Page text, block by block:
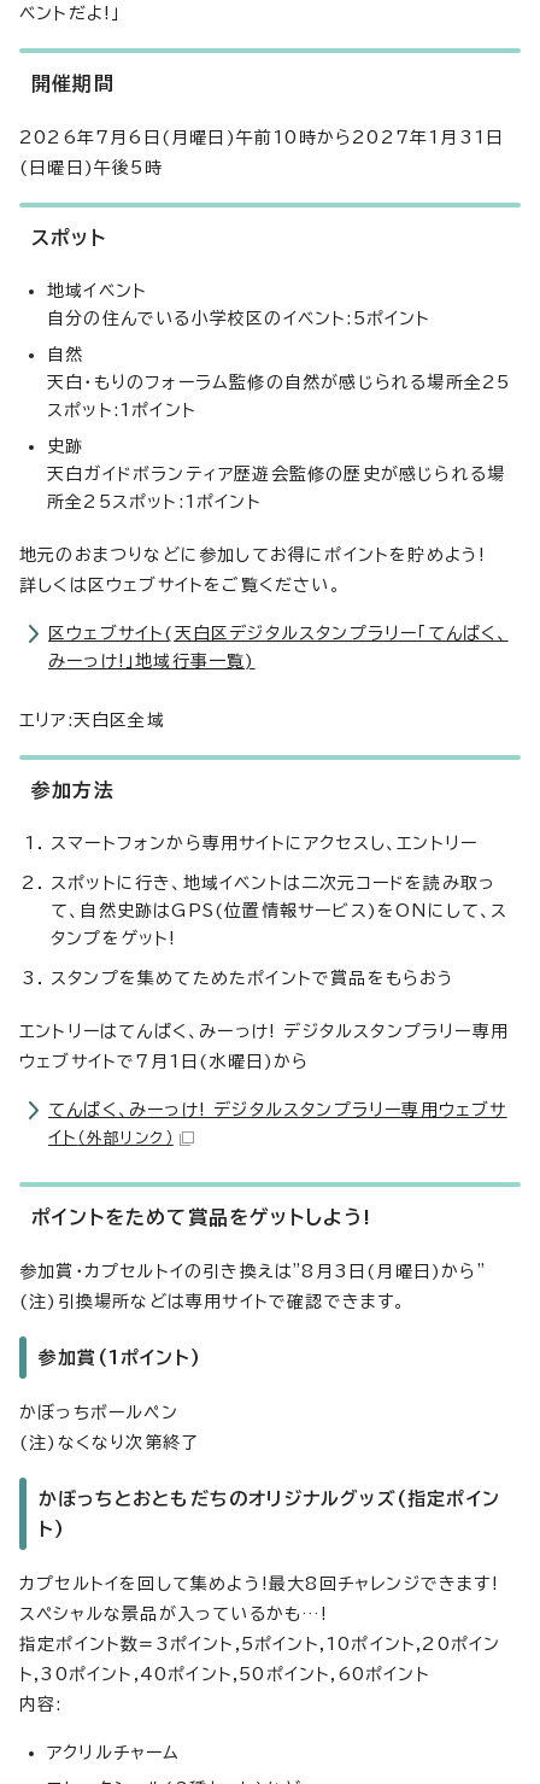
ベントだよ!」
開催期間
2026年7月6日(月曜日)午前10時から2027年1月31日
(日曜日)午後5時
スポット
地域イベント
自分の住んでいる小学校区のイベント:5ポイント
自然
天白・もりのフォーラム監修の自然が感じられる場所全25
スポット:1ポイント
史跡
天白ガイドボランティア歴遊会監修の歴史が感じられる場
所全25スポット:1ポイント
地元のおまつりなどに参加してお得にポイントを貯めよう!
詳しくは区ウェブサイトをご覧ください。
区ウェブサイト(天白区デジタルスタンプラリー「てんぱく、
みーっけ!」地域行事一覧)
エリア:天白区全域
参加方法
スマートフォンから専用サイトにアクセスし、エントリー
スポットに行き、地域イベントは二次元コードを読み取っ
て、自然史跡はGPS(位置情報サービス)をONにして、ス
タンプをゲット!
スタンプを集めてためたポイントで賞品をもらおう
エントリーはてんぱく、みーっけ! デジタルスタンプラリー専用
ウェブサイトで7月1日(水曜日)から
てんぱく、みーっけ! デジタルスタンプラリー専用ウェブサ
イト （外部リンク）
ポイントをためて賞品をゲットしよう!
参加賞・カプセルトイの引き換えは"8月3日(月曜日)から"
(注)引換場所などは専用サイトで確認できます。
参加賞(1ポイント)
かぼっちボールペン
(注)なくなり次第終了
かぼっちとおともだちのオリジナルグッズ(指定ポイン
ト)
カプセルトイを回して集めよう!最大8回チャレンジできます!
スペシャルな景品が入っているかも…!
指定ポイント数=3ポイント,5ポイント,10ポイント,20ポイン
ト,30ポイント,40ポイント,50ポイント,60ポイント
内容:
アクリルチャーム